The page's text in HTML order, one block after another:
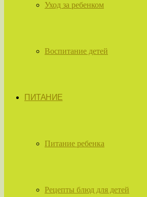
Уход за ребенком
Воспитание детей
ПИТАНИЕ
Питание ребенка
Рецепты блюд для детей